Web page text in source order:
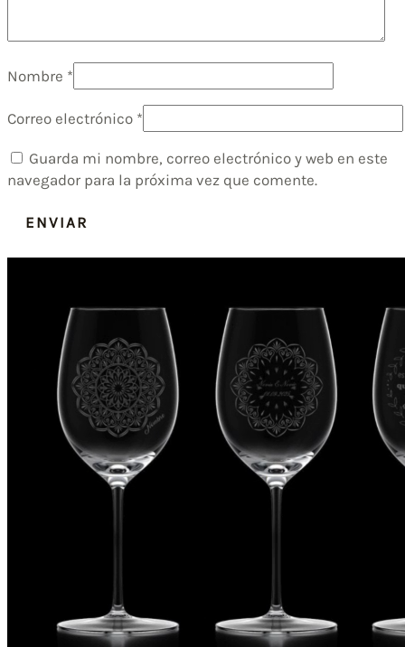
Nombre *
Correo electrónico *
Guarda mi nombre, correo electrónico y web en este
navegador para la próxima vez que comente.